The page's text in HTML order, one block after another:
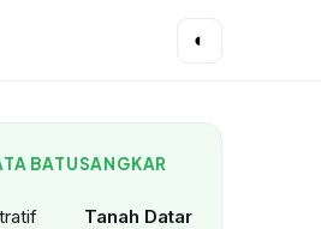
◐
BATUSANGKAR
Tanah Datar